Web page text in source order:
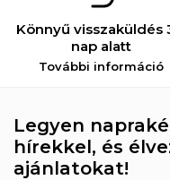
Könnyű visszaküldés
nap alatt
További információ
Legyen
hírekkel, és
ajánlatokat!